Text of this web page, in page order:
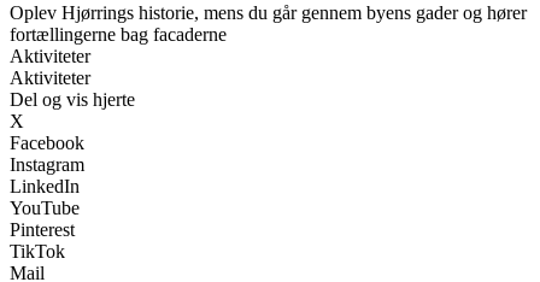
Oplev Hjørrings historie, mens du går gennem byens gader og hører
fortællingerne bag facaderne
Aktiviteter
Aktiviteter
Del og vis hjerte
X
Facebook
Instagram
LinkedIn
YouTube
Pinterest
TikTok
Mail